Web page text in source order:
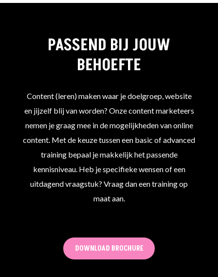
PASSEND BIJ JOUW
BEHOEFTE
Content (leren) maken waar je doelgroep, website
en jijzelf blij van worden? Onze content marketeers
nemen je graag mee in de mogelijkheden van online
content. Met de keuze tussen een basic of advanced
training bepaal je makkelijk het passende
kennisniveau. Heb je specifieke wensen of een
uitdagend vraagstuk? Vraag dan een training op
maat aan.
DOWNLOAD BROCHURE